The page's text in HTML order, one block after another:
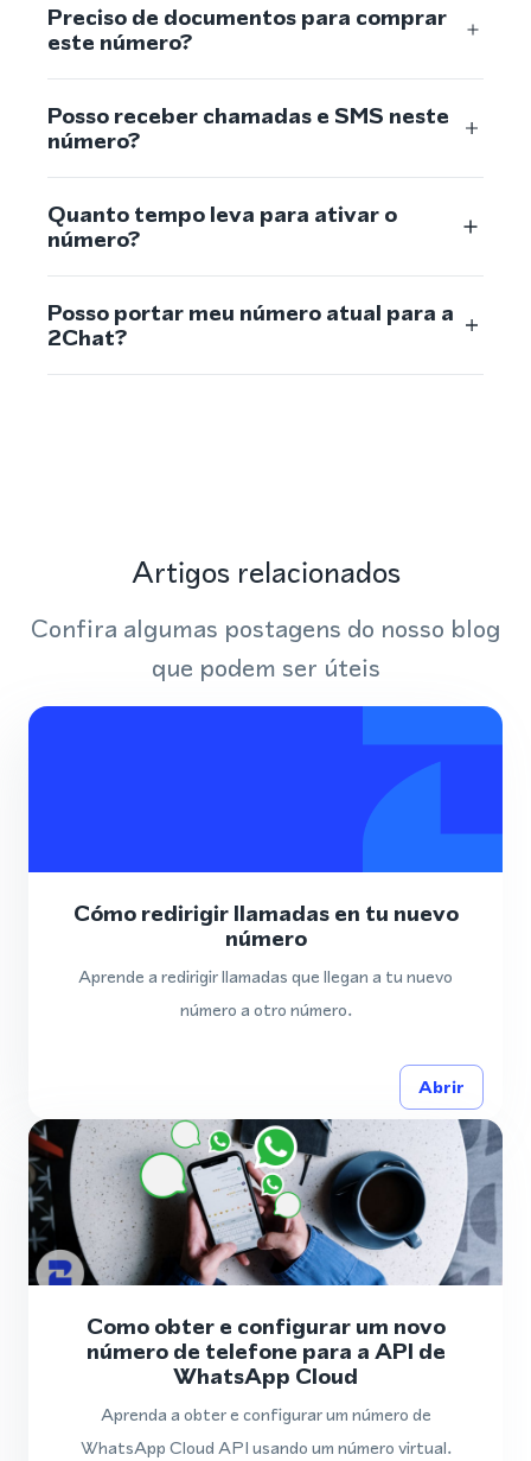
Preciso de documentos para comprar
este número?
Posso receber chamadas e SMS neste
número?
Quanto tempo leva para ativar o
número?
Posso portar meu número atual para a
2Chat?
Artigos relacionados
Confira algumas postagens do nosso blog
que podem ser úteis
Cómo redirigir llamadas en tu nuevo
número
Aprende a redirigir llamadas que llegan a tu nuevo
número a otro número.
Abrir
Como obter e configurar um novo
número de telefone para a API de
WhatsApp Cloud
Aprenda a obter e configurar um número de
WhatsApp Cloud API usando um número virtual.